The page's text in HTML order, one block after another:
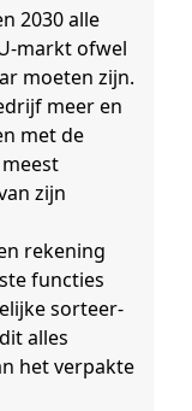
2030 alle
markt ofwel
moeten zijn.
meer en
met de
zijn
rekening
functies
sorteer-
alles
het verpakte